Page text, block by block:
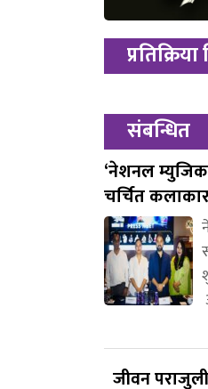
संबन्धित
‘नेशनल म्युजिक
चर्चित
जीवन